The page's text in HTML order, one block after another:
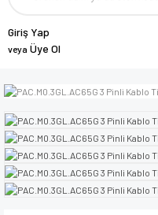
Giriş Yap
veya Üye Ol